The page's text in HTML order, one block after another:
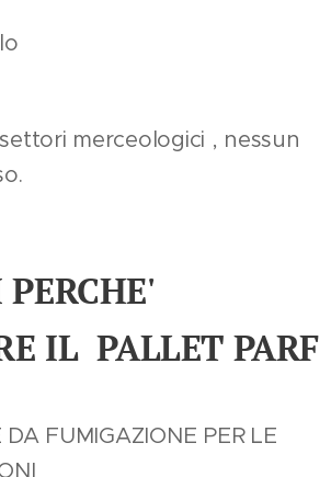
merceologici , nessun
IL PALLET PARF
DA FUMIGAZIONE PER LE